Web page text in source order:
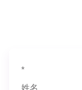
*
姓名